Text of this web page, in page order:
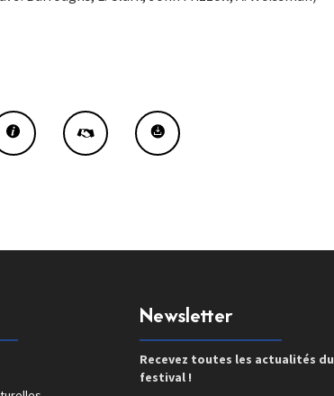
Newsletter
Recevez toutes les actualités du
festival !